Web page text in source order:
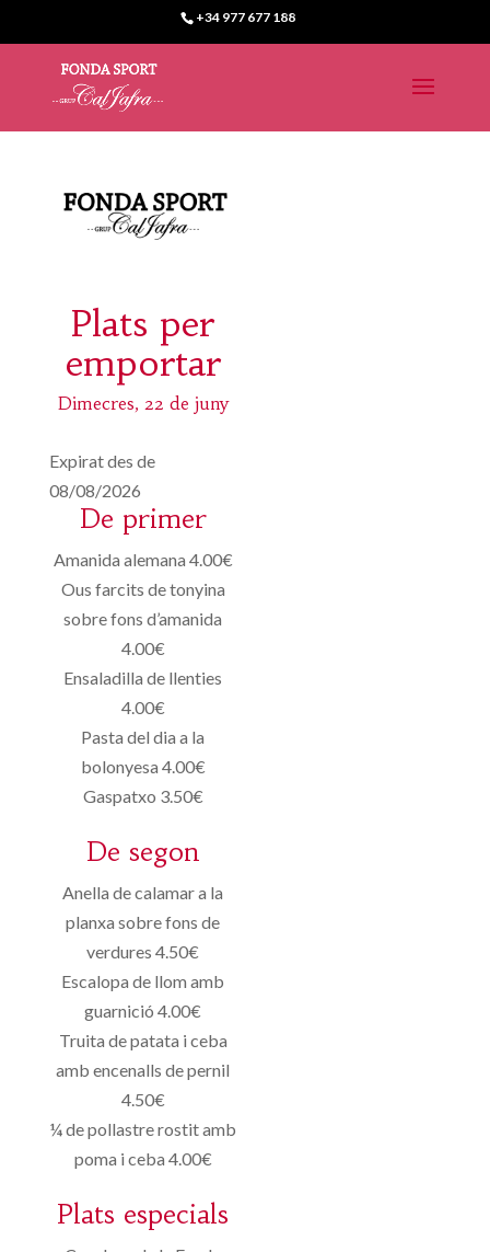
+34 977 677 188
Plats per
emportar
Dimecres, 22 de juny
Expirat des de
08/08/2026
De primer
Amanida alemana 4.00€
Ous farcits de tonyina
sobre fons d’amanida
4.00€
Ensaladilla de llenties
4.00€
Pasta del dia a la
bolonyesa 4.00€
Gaspatxo 3.50€
De segon
Anella de calamar a la
planxa sobre fons de
verdures 4.50€
Escalopa de llom amb
guarnició 4.00€
Truita de patata i ceba
amb encenalls de pernil
4.50€
¼ de pollastre rostit amb
poma i ceba 4.00€
Plats especials